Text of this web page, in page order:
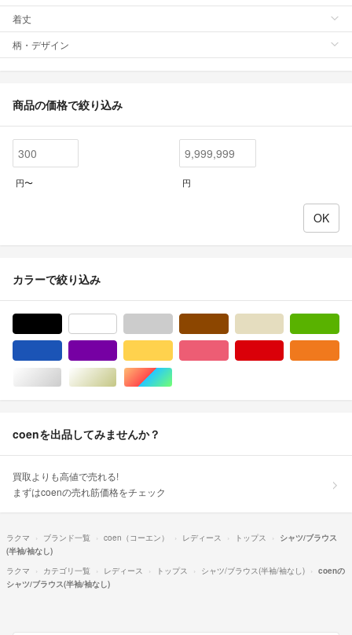
着丈
柄・デザイン
商品の価格で絞り込み
円〜 円
カラーで絞り込み
シルバー/銀色系ゴールド/金色系マルチカラー
coenを出品してみませんか？
買取よりも高値で売れる!
まずはcoenの売れ筋価格をチェック
ラクマ ブランド一覧 coen（コーエン） レディース トップス
シャツ/ブラウス
(半袖/袖なし)
ラクマ
カテゴリ一覧 レディース トップス シャツ/ブラウス(半袖/袖なし)
coenの
シャツ/ブラウス(半袖/袖なし)